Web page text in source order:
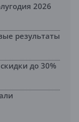
2026
результаты
до 30%